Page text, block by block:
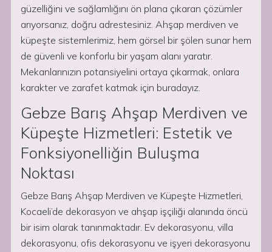
güzelliğini ve sağlamlığını ön plana çıkaran çözümler
arıyorsanız, doğru adrestesiniz. Ahşap merdiven ve
küpeşte sistemlerimiz, hem görsel bir şölen sunar hem
de güvenli ve konforlu bir yaşam alanı yaratır.
Mekanlarınızın potansiyelini ortaya çıkarmak, onlara
karakter ve zarafet katmak için buradayız.
Gebze Barış Ahşap Merdiven ve
Küpeşte Hizmetleri: Estetik ve
Fonksiyonelliğin Buluşma
Noktası
Gebze Barış Ahşap Merdiven ve Küpeşte Hizmetleri,
Kocaeli’de dekorasyon ve ahşap işçiliği alanında öncü
bir isim olarak tanınmaktadır. Ev dekorasyonu, villa
dekorasyonu, ofis dekorasyonu ve işyeri dekorasyonu